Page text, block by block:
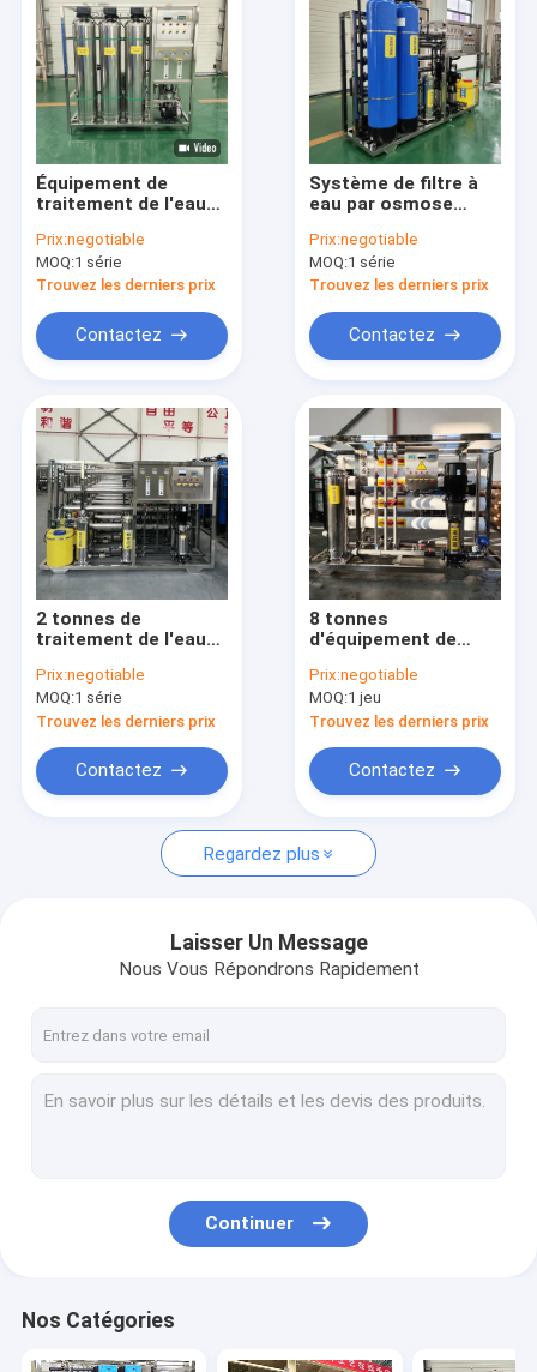
Système de stérilisation à l'ozone
réservoir de stockage d'eau
Eau ultra-pure à des fins médicales
Équipement de
traitement de l'eau
RO
Prix:negotiable
MOQ:1 série
Trouvez les derniers prix
Contactez
Système de filtre à
eau par osmose
traitement de l'eau
Faire de l'eau pure
Prix:negotiable
MOQ:1 série
Trouvez les derniers prix
Contactez
2 tonnes de
traitement de l'eau
un seul stade pour
une chaîne de
production d'eau
Prix:negotiable
MOQ:1 série
Trouvez les derniers prix
Contactez
8 tonnes
d'équipement de
un seul stade
Prix:negotiable
MOQ:1 jeu
Trouvez les derniers prix
Contactez
Regardez plus
Laisser Un Message
Nous Vous Répondrons Rapidement
Continuer
Nos Catégories